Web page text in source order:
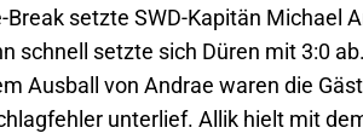
setzte SWD-Kapitän Michael
schnell setzte sich Düren mit 3:0
Ausball von Andrae waren die
unterlief. Allik hielt mit